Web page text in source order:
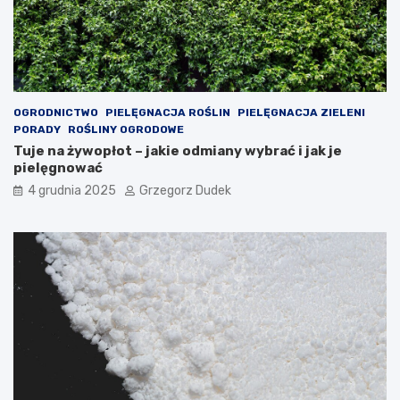
z
i
e
c
i
n
ą
r
ę
k
ę
OGRODNICTWO PIELĘGNACJA ROŚLIN
PIELĘGNACJA ZIELENI
PORADY
ROŚLINY OGRODOWE
Tuje na żywopłot – jakie odmiany wybrać i jak je
pielęgnować
4 grudnia 2025 Grzegorz Dudek